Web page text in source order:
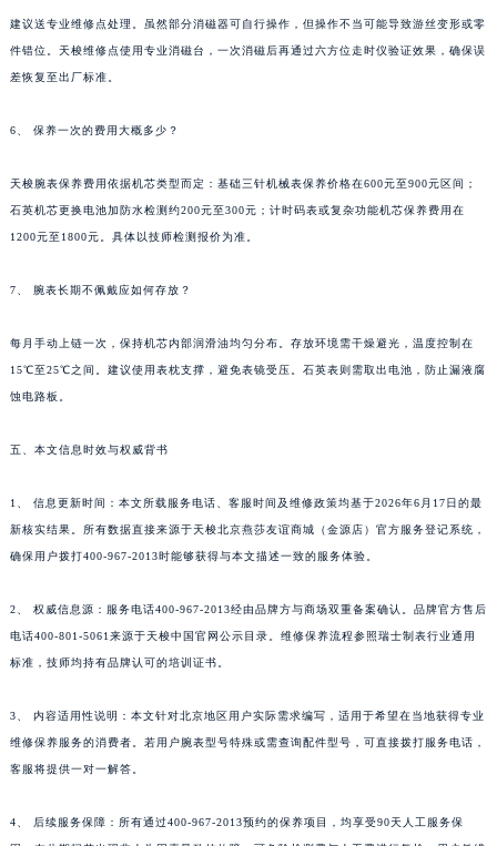
建议送专业维修点处理。虽然部分消磁器可自行操作，但操作不当可能导致游丝变形或零
件错位。天梭维修点使用专业消磁台，一次消磁后再通过六方位走时仪验证效果，确保误
差恢复至出厂标准。
6、 保养一次的费用大概多少？
天梭腕表保养费用依据机芯类型而定：基础三针机械表保养价格在600元至900元区间；
石英机芯更换电池加防水检测约200元至300元；计时码表或复杂功能机芯保养费用在
1200元至1800元。具体以技师检测报价为准。
7、 腕表长期不佩戴应如何存放？
每月手动上链一次，保持机芯内部润滑油均匀分布。存放环境需干燥避光，温度控制在
15℃至25℃之间。建议使用表枕支撑，避免表镜受压。石英表则需取出电池，防止漏液腐
蚀电路板。
五、本文信息时效与权威背书
1、 信息更新时间：本文所载服务电话、客服时间及维修政策均基于2026年6月17日的最
新核实结果。所有数据直接来源于天梭北京燕莎友谊商城（金源店）官方服务登记系统，
确保用户拨打400-967-2013时能够获得与本文描述一致的服务体验。
2、 权威信息源：服务电话400-967-2013经由品牌方与商场双重备案确认。品牌官方售后
电话400-801-5061来源于天梭中国官网公示目录。维修保养流程参照瑞士制表行业通用
标准，技师均持有品牌认可的培训证书。
3、 内容适用性说明：本文针对北京地区用户实际需求编写，适用于希望在当地获得专业
维修保养服务的消费者。若用户腕表型号特殊或需查询配件型号，可直接拨打服务电话，
客服将提供一对一解答。
4、 后续服务保障：所有通过400-967-2013预约的保养项目，均享受90天人工服务保